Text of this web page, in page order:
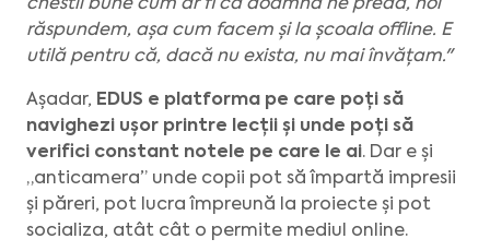
chestii bune cum ar fi că doamna ne predă, noi
răspundem, așa cum facem și la școala offline. E
utilă pentru că, dacă nu exista, nu mai învățam."
Așadar, EDUS e platforma pe care poți să
navighezi ușor printre lecții și unde poți să
verifici constant notele pe care le ai. Dar e și
„anticamera” unde copii pot să împartă impresii
și păreri, pot lucra împreună la proiecte și pot
socializa, atât cât o permite mediul online.